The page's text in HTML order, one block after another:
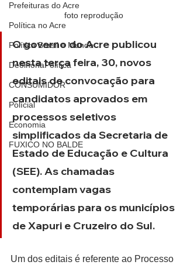
Prefeituras do Acre
Política no Acre
Política Brasil e Mundo
DeolhonaPolítica
CONSUMIDOR
Polícial
Economia
FUXICO NO BALDE
foto reprodução
O governo do Acre publicou
nesta terça feira, 30, novos
editais de convocação para
candidatos aprovados em
processos seletivos
simplificados da Secretaria de
Estado de Educação e Cultura
(SEE). As chamadas
contemplam vagas
temporárias para os municípios
de Xapuri e Cruzeiro do Sul.
Um dos editais é referente ao Processo